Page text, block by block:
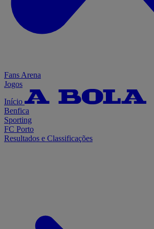
Fans Arena
Jogos
Início
Benfica
Sporting
FC Porto
Resultados e Classificações